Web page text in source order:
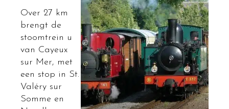
Over 27 km
brengt de
stoomtrein u
van Cayeux
sur Mer, met
een stop in St.
Valéry sur
Somme en